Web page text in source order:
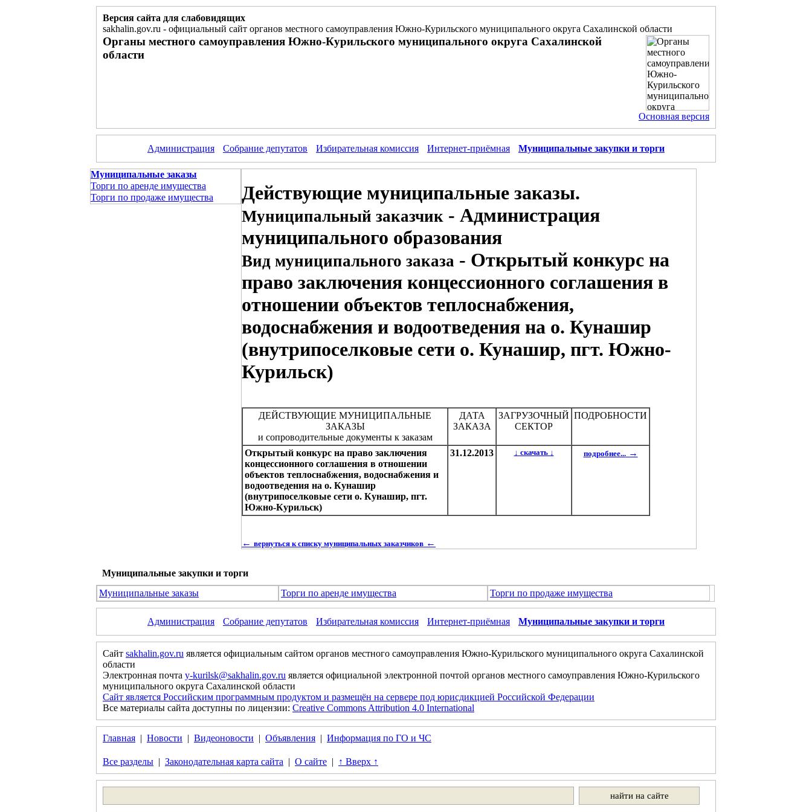
Версия сайта для слабовидящих
sakhalin.gov.ru - официальный сайт органов местного самоуправления Южно-Курильского муниципального округа Сахалинской области
Органы местного самоуправления Южно-Курильского муниципального округа Сахалинской
области
Основная версия
Администрация Собрание депутатов Избирательная комиссия Интернет-приёмная Муниципальные закупки и торги
Муниципальные заказы
Торги по аренде имущества
Торги по продаже имущества
Действующие муниципальные заказы.
Муниципальный заказчик - Администрация
муниципального образования
Вид муниципального заказа - Открытый конкурс на
право заключения концессионного соглашения в
отношении объектов теплоснабжения,
водоснабжения и водоотведения на о. Кунашир
(внутрипоселковые сети о. Кунашир, пгт. Южно-
Курильск)
ДЕЙСТВУЮЩИЕ МУНИЦИПАЛЬНЫЕ
ЗАКАЗЫ
и сопроводительные документы к заказам
ДАТА
ЗАКАЗА
ЗАГРУЗОЧНЫЙ
СЕКТОР
ПОДРОБНОСТИ
Открытый конкурс на право заключения
концессионного соглашения в отношении
объектов теплоснабжения, водоснабжения и
водоотведения на о. Кунашир
(внутрипоселковые сети о. Кунашир, пгт.
Южно-Курильск)
31.12.2013 ↓ скачать ↓ подробнее...→
← вернуться к списку муниципальных заказчиков ←
Муниципальные закупки и торги
Муниципальные заказы
Торги по аренде имущества Торги по продаже имущества
Администрация Собрание депутатов Избирательная комиссия Интернет-приёмная Муниципальные закупки и торги
Сайт sakhalin.gov.ru является официальным сайтом органов местного самоуправления Южно-Курильского муниципального округа Сахалинской
области
Электронная почта y-kurilsk@sakhalin.gov.ru является официальной электронной почтой органов местного самоуправления Южно-Курильского
муниципального округа Сахалинской области
Сайт является Российским программным продуктом и размещён на сервере под юрисдикцией Российской Федерации
Все материалы сайта доступны по лицензии: Creative Commons Attribution 4.0 International
Главная | Новости | Видеоновости | Объявления | Информация по ГО и ЧС
Все разделы | Законодательная карта сайта | О сайте | ↑ Вверх ↑